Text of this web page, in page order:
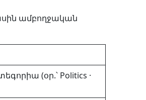
ամբողջական
(օր.՝ Politics ·